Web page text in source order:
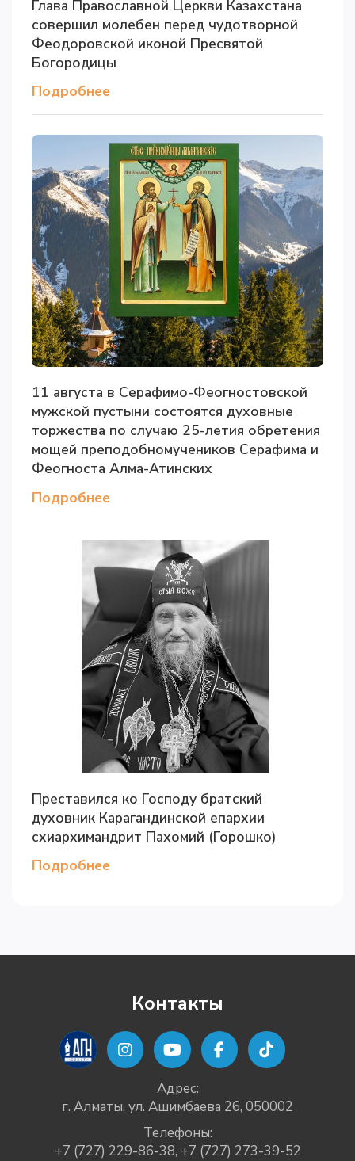
Глава Православной Церкви Казахстана
совершил молебен перед чудотворной
Феодоровской иконой Пресвятой
Богородицы
Подробнее
11 августа в Серафимо-Феогностовской
мужской пустыни состоятся духовные
торжества по случаю 25-летия обретения
мощей преподобномучеников Серафима и
Феогноста Алма-Атинских
Подробнее
Преставился ко Господу братский
духовник Карагандинской епархии
схиархимандрит Пахомий (Горошко)
Подробнее
Контакты
Адрес:
г. Алматы, ул. Ашимбаева 26, 050002
Телефоны:
+7 (727) 229-86-38, +7 (727) 273-39-52